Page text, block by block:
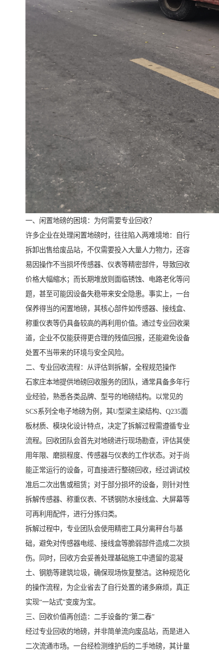
一、闲置地磅的困境：为何需要专业回收？
许多企业在处理闲置地磅时，往往陷入两难境地：自行
拆卸出售给废品站，不仅需要投入大量人力物力，还容
易因操作不当损坏传感器、仪表等精密部件，导致回收
价格大幅缩水；而长期堆放则面临锈蚀、电路老化等问
题，甚至可能因设备失稳带来安全隐患。事实上，一台
保养得当的闲置地磅，其核心部件如传感器、接线盒、
称重仪表等仍具备较高的再利用价值。通过专业回收渠
道，企业不仅能获得更合理的残值回报，还能避免设备
处置不当带来的环境与安全风险。
二、专业回收流程：从评估到拆解，全程规范操作
石家庄本地提供地磅回收服务的团队，通常具备多年行
业经验，熟悉各类品牌、型号的地磅结构。以常见的
SCS系列全电子地磅为例，其U型梁主梁结构、Q235面
板材质、模块化设计特点，决定了拆解过程需遵循专业
流程。回收团队会首先对地磅进行现场勘查，评估其使
用年限、磨损程度、传感器与仪表的工作状态。对于尚
能正常运行的设备，可直接进行整磅回收，经过调试校
准后二次出售或租赁；对于部分损坏的设备，则针对性
拆解传感器、称重仪表、不锈钢防水接线盒、大屏幕等
可再利用配件，进行分拣归类。
拆解过程中，专业团队会使用精密工具分离秤台与基
础，避免对传感器电缆、接线盒等脆弱部件造成二次损
伤。同时，回收方会妥善处理基础施工中遗留的混凝
土、钢筋等建筑垃圾，确保现场恢复整洁。这种规范化
的操作流程，为企业省去了自行处置的诸多麻烦，真正
实现“一站式”变废为宝。
三、回收价值再创造：二手设备的“第二春”
经过专业回收的地磅，并非简单流向废品站，而是进入
二次流通市场。一台经检测维护后的二手地磅，其计量